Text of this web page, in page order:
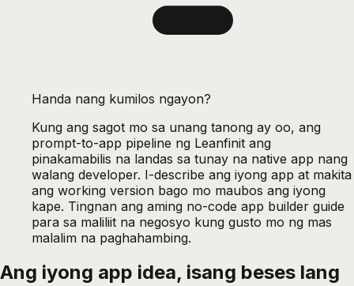
Handa nang kumilos ngayon?
Kung ang sagot mo sa unang tanong ay oo, ang
prompt-to-app pipeline ng Leanfinit ang
pinakamabilis na landas sa tunay na native app nang
walang developer. I-describe ang iyong app at makita
ang working version bago mo maubos ang iyong
kape. Tingnan ang aming no-code app builder guide
para sa maliliit na negosyo kung gusto mo ng mas
malalim na paghahambing.
Ang iyong app idea, isang beses lang